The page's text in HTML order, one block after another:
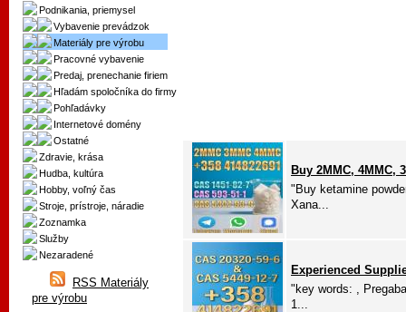
Podnikania, priemysel
Vybavenie prevádzok
Materiály pre výrobu
Pracovné vybavenie
Predaj, prenechanie firiem
Hľadám spoločníka do firmy
Pohľadávky
Internetové domény
Ostatné
Zdravie, krása
Hudba, kultúra
Hobby, voľný čas
Stroje, prístroje, náradie
Zoznamka
Služby
Nezaradené
RSS Materiály
pre výrobu
Buy 2MMC, 4MMC,
"Buy ketamine
Xana...
Experienced
"key words: ,
1...